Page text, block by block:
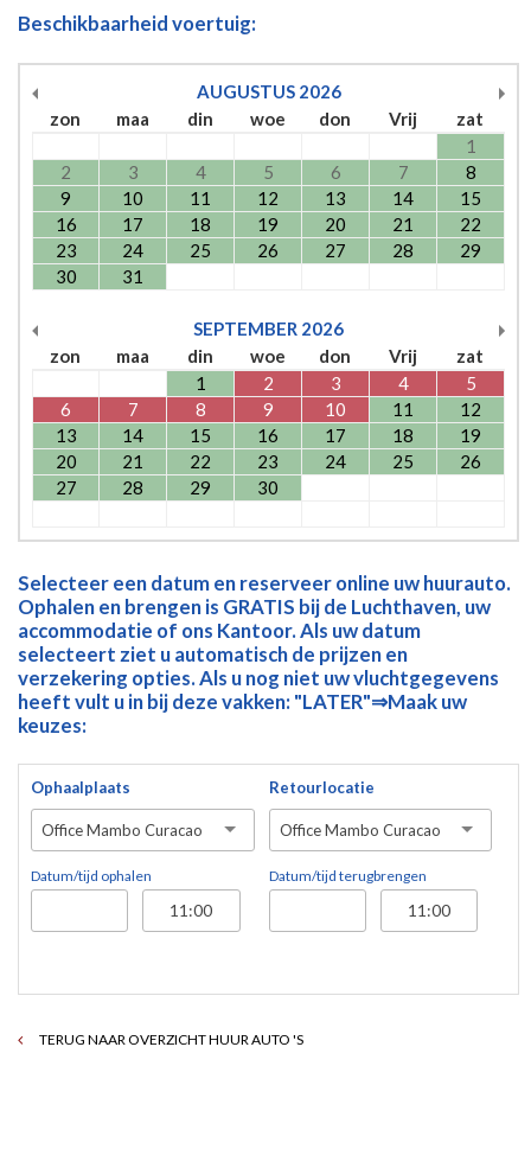
Beschikbaarheid voertuig:
AUGUSTUS 2026
zon
maa din woe don Vrij
zat
1
2
3 4 5 6 7
8
9
10 11 12 13 14
15
16
17 18 19 20 21
22
23
24 25 26 27 28
29
30
31
SEPTEMBER 2026
zon
maa din woe don Vrij
zat
1
2 3 4
5
6
7 8 9 10 11
12
13
14 15 16 17 18
19
20
21 22 23 24 25
26
27
28 29 30
Selecteer een datum en reserveer online uw huurauto.
Ophalen en brengen is GRATIS bij de Luchthaven, uw
accommodatie of ons Kantoor. Als uw datum
selecteert ziet u automatisch de prijzen en
verzekering opties. Als u nog niet uw vluchtgegevens
heeft vult u in bij deze vakken: "LATER"⇒Maak uw
keuzes:
Ophaalplaats
Office Mambo Curacao
Datum/tijd ophalen
Retourlocatie
Office Mambo Curacao
Datum/tijd terugbrengen
TERUG NAAR OVERZICHT HUUR AUTO 'S